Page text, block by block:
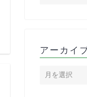
アーカイ